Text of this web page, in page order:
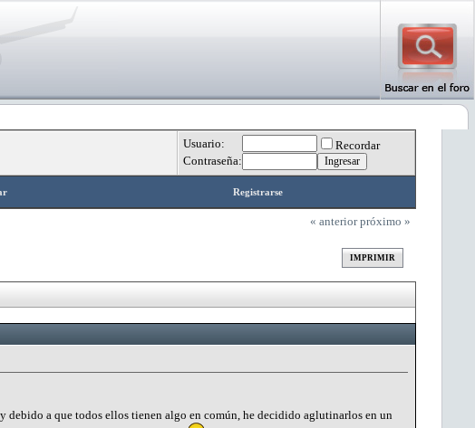
Usuario:
Recordar
Contraseña:
Registrarse
« anterior próximo »
IMPRIMIR
a que todos ellos tienen algo en común, he decidido aglutinarlos en un